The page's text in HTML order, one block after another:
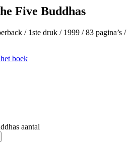
Five Buddhas
/ 1ste druk / 1999 / 83 pagina’s /
boek
aantal